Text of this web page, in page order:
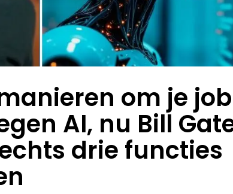
om je
AI, nu Bill
drie functies